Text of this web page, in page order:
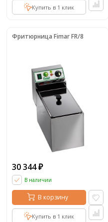
Купить в 1 клик
Фритюрница Fimar FR/8
30 344 ₽
В наличии
В корзину
Купить в 1 клик